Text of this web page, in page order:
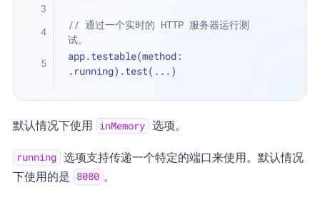
// 通过一个实时的 HTTP 服务器运行测
试。
app.testable(method:
.running).test( ... )
默认情况下使用 inMemory 选项。
running 选项支持传递一个特定的端口来使用。默认情况
下使用的是
8080 。